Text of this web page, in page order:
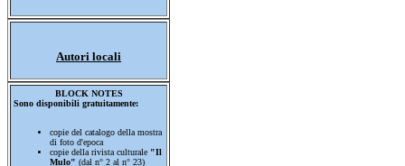
Autori locali
BLOCK NOTES
Sono disponibili gratuitamente:
copie del catalogo della mostra
di foto d'epoca
copie della rivista culturale "Il
Mulo" (dal n° 2 al n° 23)